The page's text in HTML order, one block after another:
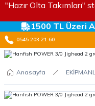
"Hazır Olta Takımları"
1500 TL Üzeri
0545 203 21 60
Anasayfa